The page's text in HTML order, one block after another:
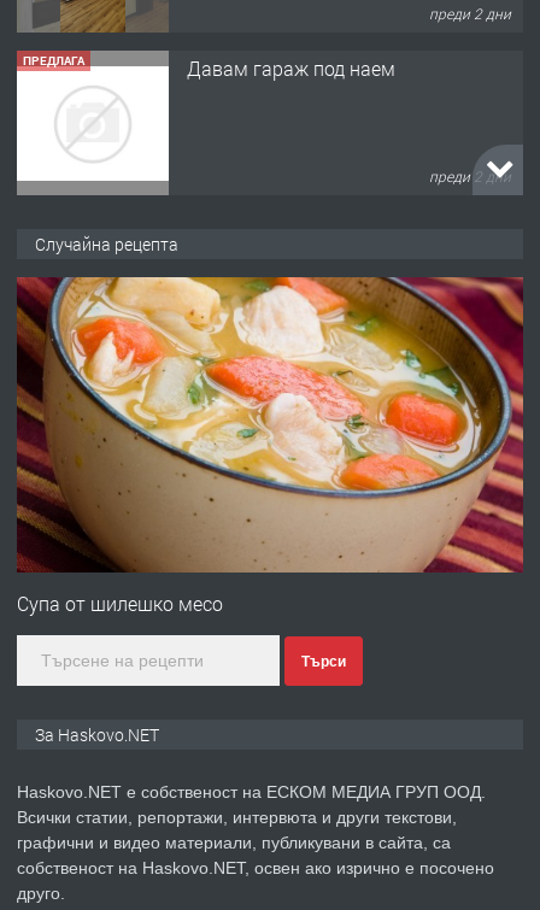
преди 2 дни
ПРЕДЛАГА Давам гараж под наем
преди 2 дни
градската градина!
преди 2 дни
ПРЕДЛАГА
ПРОСТОРЕН ТРИСТАЕН
АПАРТАМЕНТ В НОВА СГРАДА КВ.
КУБА
преди 3 дни
ПРЕДЛАГА
Продавам парцел в гр. Хасково кв.
асфалт 0889 537 426
преди 3 дни
ПРЕДЛАГА
№4119 Едностаен обзаведен
Случайна рецепта
Супа от шилешко месо
Търси
За Haskovo.NET
Haskovo.NET е собственост на ЕСКОМ МЕДИА ГРУП ООД.
Всички статии, репортажи, интервюта и други текстови,
графични и видео материали, публикувани в сайта, са
собственост на Haskovo.NET, освен ако изрично е посочено
друго.